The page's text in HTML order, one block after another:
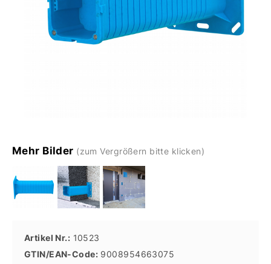
Mehr Bilder (zum Vergrößern bitte klicken)
Artikel Nr.: 10523
GTIN/EAN-Code: 9008954663075